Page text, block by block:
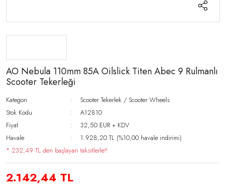
AO Nebula 110mm 85A Oilslick Titen Abec 9 Rulmanlı
Scooter Tekerleği
Kategori
Scooter Tekerlek / Scooter Wheels
Stok Kodu
A12810
Fiyat
32,50 EUR + KDV
Havale
1.928,20 TL (%10,00 havale indirimi)
* 232,49 TL den başlayan taksitlerle!!
2.142,44 TL